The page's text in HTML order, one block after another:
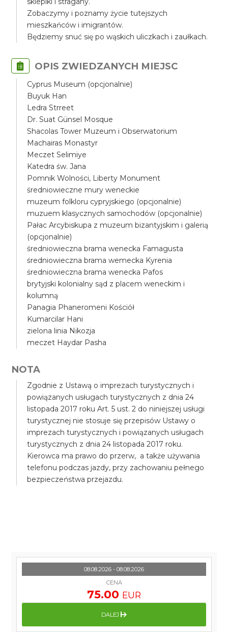
Zobaczymy i poznamy życie tutejszych
mieszkańców i imigrantów.
Będziemy snuć się po wąskich uliczkach i zaułkach.
OPIS ZWIEDZANYCH MIEJSC
Cyprus Museum (opcjonalnie)
Buyuk Han
Ledra Strreet
Dr. Suat Günsel Mosque
Shacolas Tower Muzeum i Obserwatorium
Machairas Monastyr
Meczet Selimiye
Katedra św. Jana
Pomnik Wolności, Liberty Monument
średniowieczne mury weneckie
muzeum folkloru cypryjskiego (opcjonalnie)
muzuem klasycznych samochodów (opcjonalnie)
Pałac Arcybiskupa z muzeum bizantyjskim i galerią
(opcjonalnie)
średniowieczna brama wenecka Famagusta
średniowieczna brama wemecka Kyrenia
średniowieczna brama wenecka Pafos
brytyjski kolonialny sąd z placem weneckim i
kolumną
Panagia Phaneromeni Kościół
Kumarcilar Hani
zielona linia Nikozja
meczet Haydar Pasha
NOTA
Zgodnie z Ustawą o imprezach turystycznych i
powiązanych usługach turystycznych z dnia 24
listopada 2017 roku Art. 5 ust. 2 do niniejszej usługi
turystycznej nie stosuje się przepisów Ustawy o
imprezach turystycznych i powiązanych usługach
turystycznych z dnia 24 listopada 2017 roku.
Kierowca ma prawo do przerw, a także używania
telefonu podczas jazdy, przy zachowaniu pełnego
bezpieczeństwa przejazdu.
08.08.2026 - 08.08.2026
CENA
75.00 EUR
DALEJ